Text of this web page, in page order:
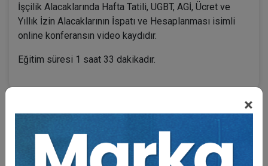
×
İşçilik Alacaklarında Hafta Tatili, UGBT, AGİ, Ücret ve
Yıllık İzin Alacaklarının İspatı ve Hesaplanması isimli
online konferansın video kaydıdır.
Eğitim süresi 1 saat 33 dakikadır.
BENZER VIDEO EĞITIMLER